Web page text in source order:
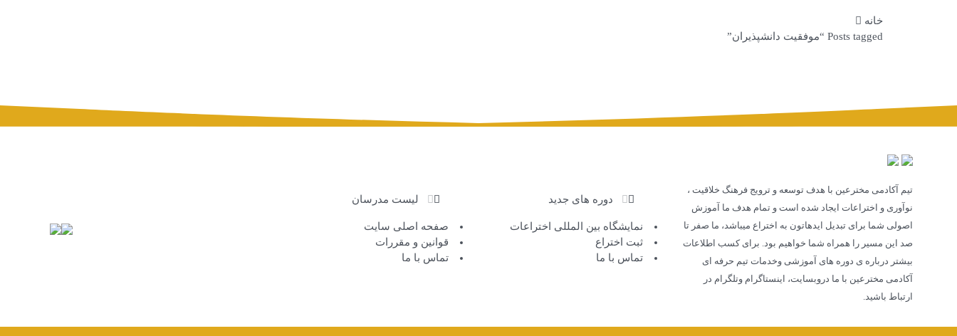
خانه
Posts tagged “موفقیت دانشپذیران”
تیم آکادمی مخترعین با هدف توسعه و ترویج فرهنگ خلاقیت ،
نوآوری و اختراعات ایجاد شده است و تمام هدف ما آموزش
اصولی شما برای تبدیل ایدهاتون به اختراع میباشد، ما صفر تا
صد این مسیر را همراه شما خواهیم بود. برای کسب اطلاعات
بیشتر درباره ی دوره های آموزشی وخدمات تیم حرفه ای
آکادمی مخترعین با ما دروبسایت، اینستاگرام وتلگرام در
ارتباط باشید.
دوره های جدید
نمایشگاه بین المللی اختراعات
ثبت اختراع
تماس با ما
لیست مدرسان
صفحه اصلی سایت
قوانین و مقررات
تماس با ما